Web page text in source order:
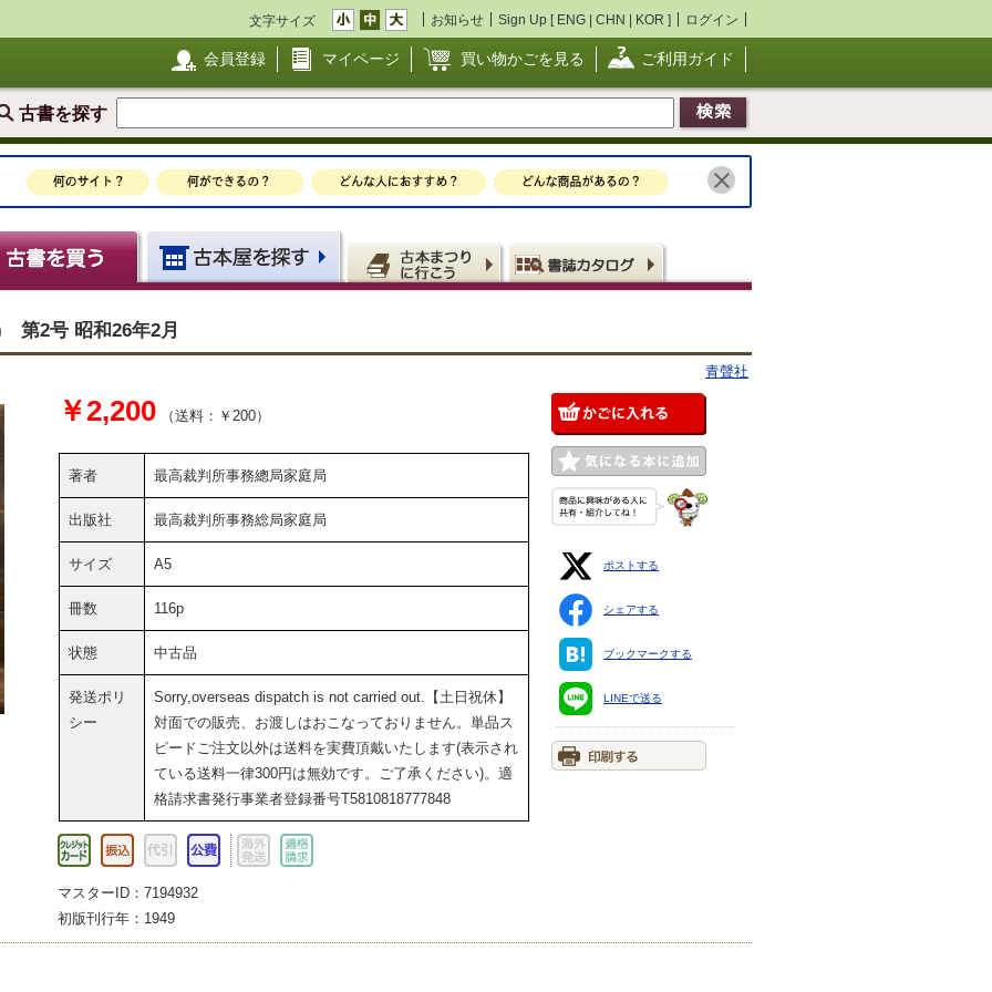
文字サイズ お知らせ Sign Up [ ENG | CHN | KOR ] ログイン
会員登録 マイページ 買い物かごを見る ご利用ガイド
古書を探す
第2号 昭和26年2月
青聲社
￥2,200 （送料：￥200）
著者 最高裁判所事務總局家庭局
出版社 最高裁判所事務総局家庭局
サイズ A5
冊数 116p
状態 中古品
発送ポリ
シー
Sorry,overseas dispatch is not carried out.【土日祝休】
対面での販売、お渡しはおこなっておりません。単品ス
ピードご注文以外は送料を実費頂戴いたします(表示され
ている送料一律300円は無効です。ご了承ください)。適
格請求書発行事業者登録番号T5810818777848
マスターID：7194932
初版刊行年：1949
ポストする
シェアする
ブックマークする
LINEで送る